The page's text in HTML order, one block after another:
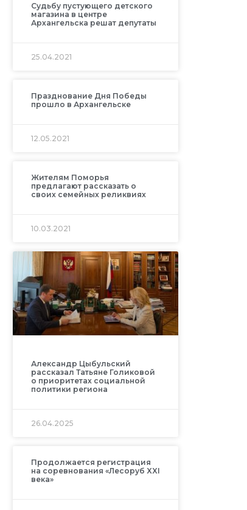
Судьбу пустующего детского
магазина в центре
Архангельска решат депутаты
25.04.2021
Празднование Дня Победы
прошло в Архангельске
12.05.2021
Жителям Поморья
предлагают рассказать о
своих семейных реликвиях
10.03.2021
Александр Цыбульский
рассказал Татьяне Голиковой
о приоритетах социальной
политики региона
26.04.2025
Продолжается регистрация
на соревнования «Лесоруб XXI
века»